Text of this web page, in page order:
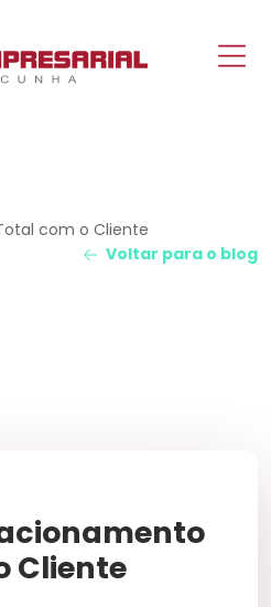
com o Cliente
Voltar para o blog
Cliente